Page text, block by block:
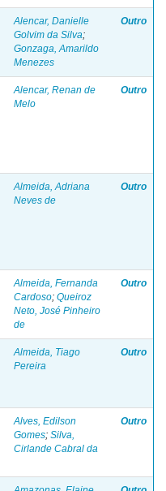
Alencar, Danielle
Golvim da Silva;
Gonzaga, Amarildo
Menezes
Outro
Alencar, Renan de
Melo
Outro
Almeida, Adriana
Neves de
Outro
Almeida, Fernanda
Cardoso; Queiroz
Neto, José Pinheiro
de
Outro
Almeida, Tiago
Pereira
Outro
Alves, Edilson
Gomes; Silva,
Cirlande Cabral da
Outro